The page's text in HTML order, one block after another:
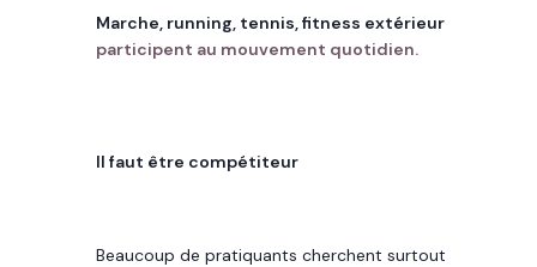
Marche, running, tennis, fitness extérieur
participent au mouvement quotidien.
Il faut être compétiteur
Beaucoup de pratiquants cherchent surtout